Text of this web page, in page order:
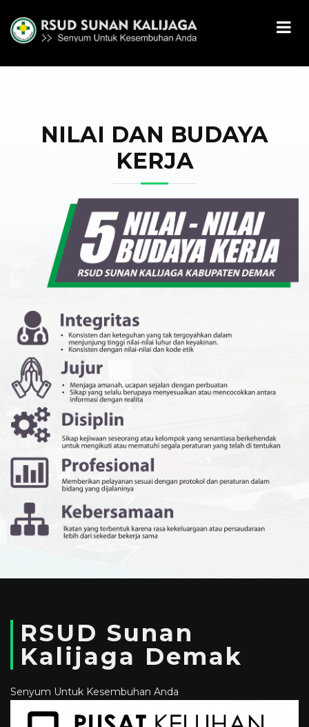
NILAI DAN BUDAYA
KERJA
RSUD Sunan
Kalijaga Demak
Senyum Untuk Kesembuhan Anda